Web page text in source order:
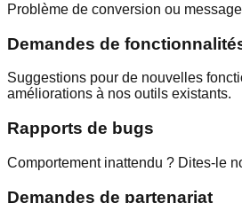
Problème de conversion ou
Demandes de
Suggestions pour de nouvelles
améliorations à nos outils existants.
Rapports de bugs
Comportement inattendu ? Dites-le
Demandes de partenariat